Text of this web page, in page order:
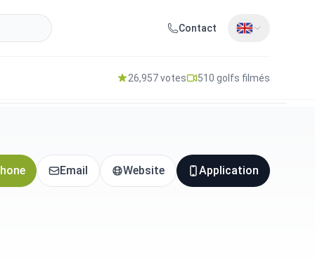
Contact
26,957 votes 510 golfs filmés
Email Website Application